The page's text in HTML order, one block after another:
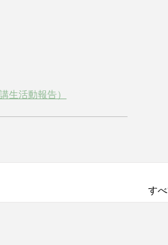
生活動報告）
す